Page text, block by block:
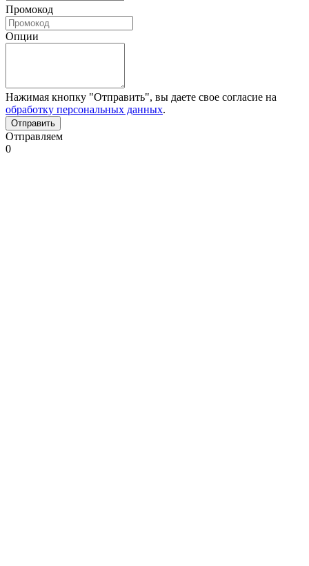
Промокод
Опции
Нажимая кнопку "Отправить", вы даете свое согласие на
обработку персональных данных.
Отправляем
0